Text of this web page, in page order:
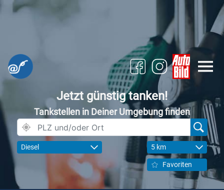
Jetzt günstig tanken!
Tankstellen in Deiner Umgebung finden
Diesel 5 km
Favoriten